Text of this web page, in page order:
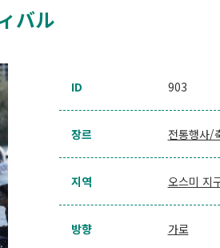
バル
ID 903
장르 전통행사/
지역 오스미 지
방향 가로